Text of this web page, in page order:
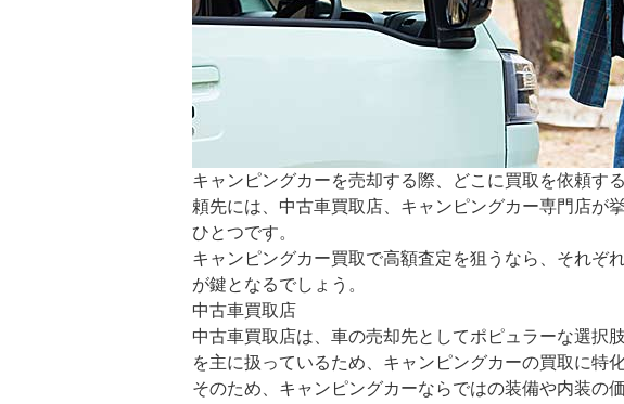
キャンピングカーを売却する際、どこに買取を依頼す
頼先には、中古車買取店、キャンピングカー専門店が
ひとつです。
キャンピングカー買取で高額査定を狙うなら、それぞ
が鍵となるでしょう。
中古車買取店
中古車買取店は、車の売却先としてポピュラーな選択
を主に扱っているため、キャンピングカーの買取に特
そのため、キャンピングカーならではの装備や内装の